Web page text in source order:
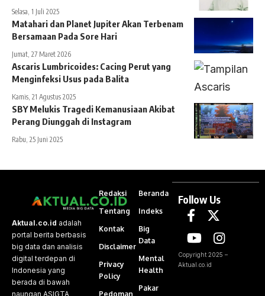
Selasa, 1 Juli 2025
Matahari dan Planet Jupiter Akan Terbenam
Bersamaan Pada Sore Hari
Jumat, 27 Maret 2026
Ascaris Lumbricoides: Cacing Perut yang
Menginfeksi Usus pada Balita
Kamis, 21 Agustus 2025
SBY Melukis Tragedi Kemanusiaan Akibat
Perang Diunggah di Instagram
Rabu, 25 Juni 2025
Aktual.co.id adalah
portal berita berbasis
big data dan analisis
digital terdepan di
Indonesia yang
berada di bawah
naungan ASIGTA
Redaksi
Tentang
Kontak
Disclaimer
Privacy
Policy
Pedoman
Beranda
Indeks
Big
Data
Mental
Health
Pakar
Follow Us
Copyright 2025 –
Aktual.co.id